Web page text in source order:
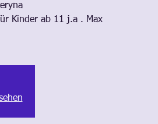
Kinder ab 11 j.a . Max